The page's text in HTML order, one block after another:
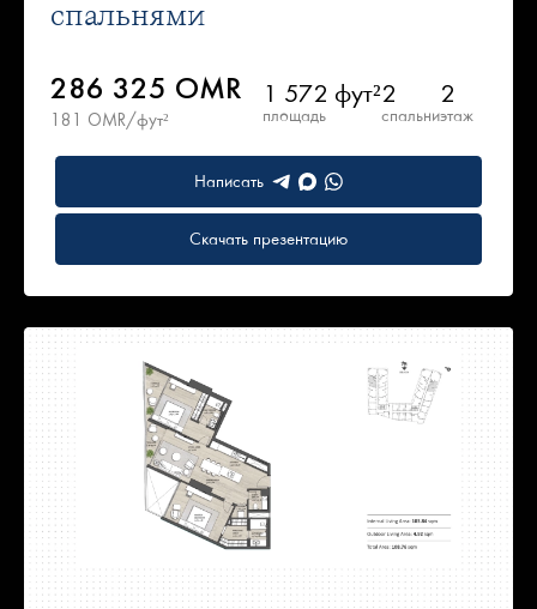
спальнями
286 325 OMR
181 OMR/фут²
1 572 фут²
площадь
2
спальни
2
этаж
Написать
Скачать презентацию